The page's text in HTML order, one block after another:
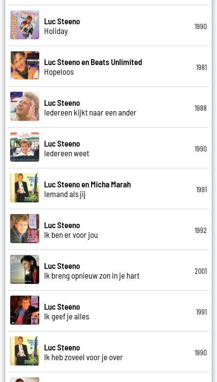
Luc Steeno
Holiday
1990
Luc Steeno en Beats Unlimited
Hopeloos
1981
Luc Steeno
Iedereen kijkt naar een ander
1988
Luc Steeno
Iedereen weet
1990
Luc Steeno en Micha Marah
Iemand als jij
1991
Luc Steeno
Ik ben er voor jou
1992
Luc Steeno
Ik breng opnieuw zon in je hart
2001
Luc Steeno
Ik geef je alles
1991
Luc Steeno
Ik heb zoveel voor je over
1990